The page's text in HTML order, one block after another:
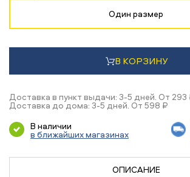
Один размер
В КОРЗИНУ
Доставка в пункт выдачи: 3-5 дней. От 293
Доставка до дома: 3-5 дней. От 598 ₽
В наличии
в ближайших магазинах
ОПИСАНИЕ